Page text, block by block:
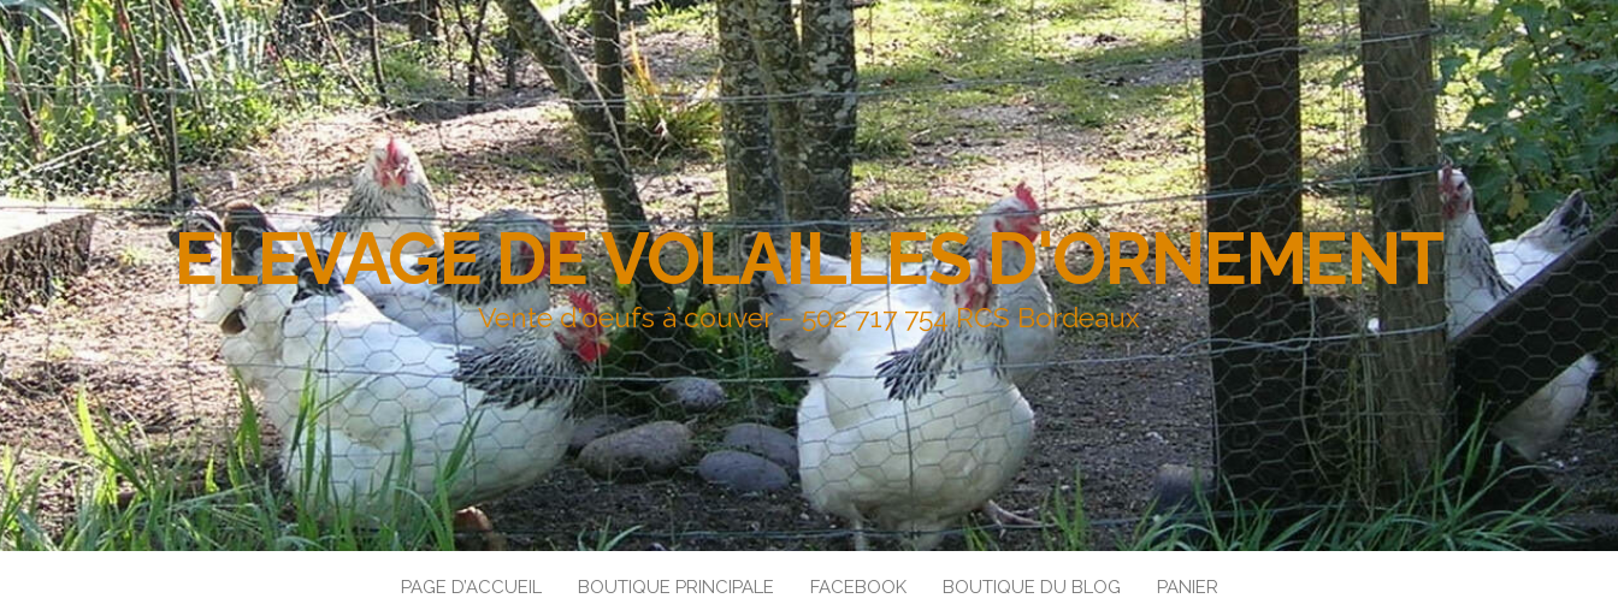
ELEVAGE DE VOLAILLES D'ORNEMENT
Vente d'oeufs à couver – 502 717 754 RCS Bordeaux
PAGE D’ACCUEIL BOUTIQUE PRINCIPALE FACEBOOK BOUTIQUE DU BLOG PANIER